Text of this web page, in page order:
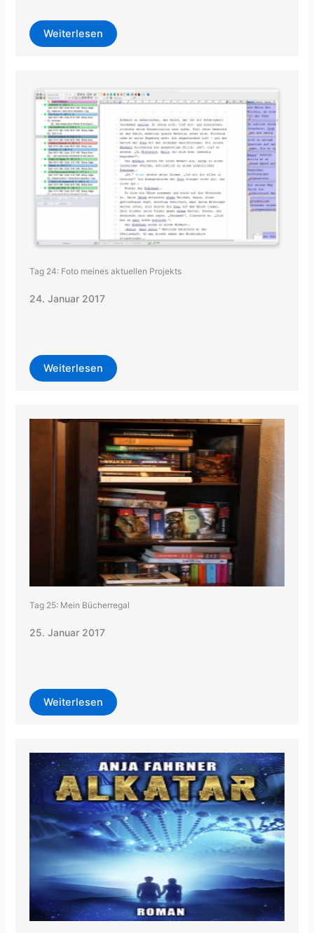
Weiterlesen
Tag 24: Foto meines aktuellen Projekts
24. Januar 2017
Weiterlesen
Tag 25: Mein Bücherregal
25. Januar 2017
Weiterlesen